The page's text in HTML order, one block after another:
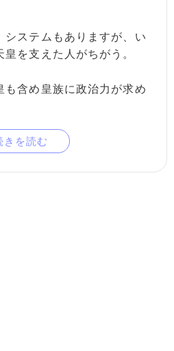
システムもありますが、い
を支えた人がちがう。
も含め皇族に政治力が求め
きを読む